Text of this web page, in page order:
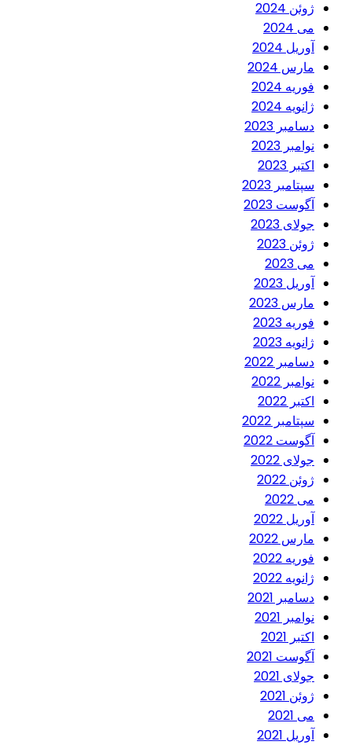
ژوئن 2024
می 2024
آوریل 2024
مارس 2024
فوریه 2024
ژانویه 2024
دسامبر 2023
نوامبر 2023
اکتبر 2023
سپتامبر 2023
آگوست 2023
جولای 2023
ژوئن 2023
می 2023
آوریل 2023
مارس 2023
فوریه 2023
ژانویه 2023
دسامبر 2022
نوامبر 2022
اکتبر 2022
سپتامبر 2022
آگوست 2022
جولای 2022
ژوئن 2022
می 2022
آوریل 2022
مارس 2022
فوریه 2022
ژانویه 2022
دسامبر 2021
نوامبر 2021
اکتبر 2021
آگوست 2021
جولای 2021
ژوئن 2021
می 2021
آوریل 2021